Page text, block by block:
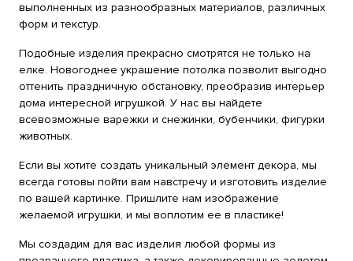
выполненных из разнообразных материалов, различных
форм и текстур.
Подобные изделия прекрасно смотрятся не только на
елке. Новогоднее украшение потолка позволит выгодно
оттенить праздничную обстановку, преобразив интерьер
дома интересной игрушкой. У нас вы найдете
всевозможные варежки и снежинки, бубенчики, фигурки
животных.
Если вы хотите создать уникальный элемент декора, мы
всегда готовы пойти вам навстречу и изготовить изделие
по вашей картинке. Пришлите нам изображение
желаемой игрушки, и мы воплотим ее в пластике!
Мы создадим для вас изделия любой формы из